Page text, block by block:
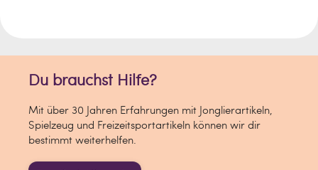
Paraffin, Candelilla Cera (Euphorbia
Hexyl Laurate, Tocopherol, Copernicia
Cerifera Cera (Copernicia Cerifera
(Carnauba) Wax), Cera Alba (Beeswax),
Cetyl Palmitate, Lanolin Alcohol,
Du brauchst Hilfe?
Mit über 30 Jahren Erfahrungen mit Jonglierartikeln,
Spielzeug und Freizeitsportartikeln können wir dir
bestimmt weiterhelfen.